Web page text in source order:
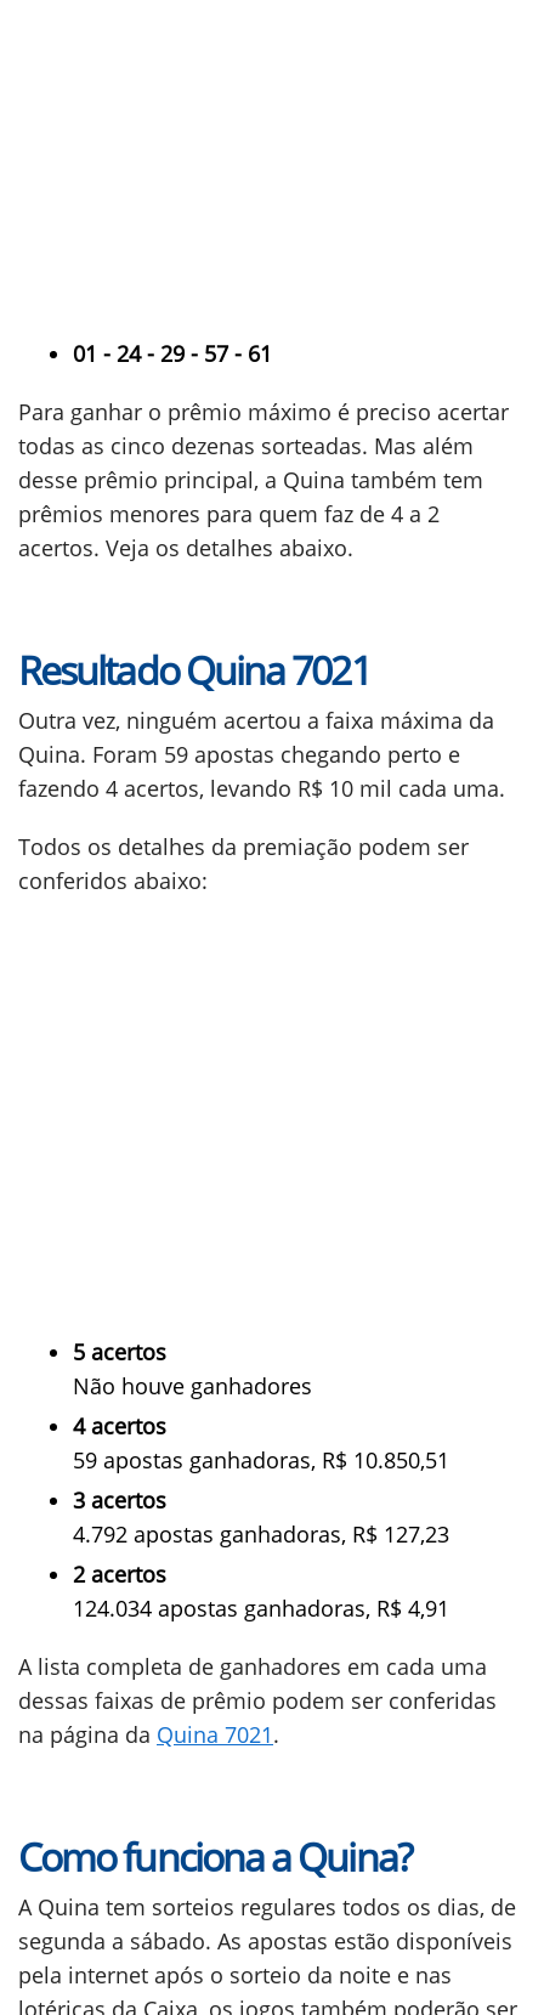
01 - 24 - 29 - 57 - 61
Para ganhar o prêmio máximo é preciso acertar
todas as cinco dezenas sorteadas. Mas além
desse prêmio principal, a Quina também tem
prêmios menores para quem faz de 4 a 2
acertos. Veja os detalhes abaixo.
Resultado Quina 7021
Outra vez, ninguém acertou a faixa máxima da
Quina. Foram 59 apostas chegando perto e
fazendo 4 acertos, levando R$ 10 mil cada uma.
Todos os detalhes da premiação podem ser
conferidos abaixo:
5 acertos
Não houve ganhadores
4 acertos
59 apostas ganhadoras, R$ 10.850,51
3 acertos
4.792 apostas ganhadoras, R$ 127,23
2 acertos
124.034 apostas ganhadoras, R$ 4,91
A lista completa de ganhadores em cada uma
dessas faixas de prêmio podem ser conferidas
na página da Quina 7021.
Como funciona a Quina?
A Quina tem sorteios regulares todos os dias, de
segunda a sábado. As apostas estão disponíveis
pela internet após o sorteio da noite e nas
lotéricas da Caixa, os jogos também poderão ser